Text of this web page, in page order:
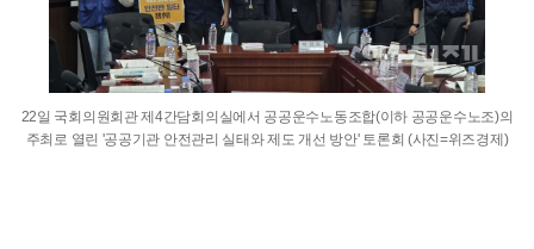
22일 국회의원회관 제4간담회의실에서 공공운수노동조합(이하 공공운수노조)의
주최로 열린 '공공기관 안전관리 실태와 제도 개선 방안' 토론회 (사진=위즈경제)